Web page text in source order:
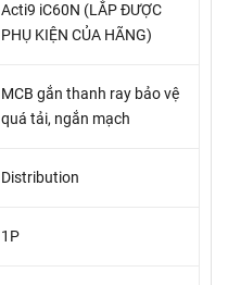
Acti9 iC60N (LẮP ĐƯỢC
PHỤ KIỆN CỦA HÃNG)
MCB gắn thanh ray bảo vệ
quá tải, ngắn mạch
Distribution
1P